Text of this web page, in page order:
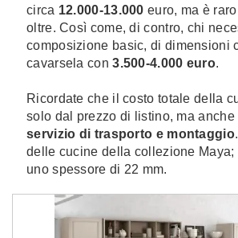
circa 12.000-13.000 euro, ma è
oltre. Così come, di contro, chi
composizione basic, di dimensioni
cavarsela con3.500-4.000 euro.
Ricordate che il costo totale della
solo dal prezzo di listino, ma anche
servizio di trasporto e montaggio
delle cucine della collezione Maya;
uno spessore di 22 mm.